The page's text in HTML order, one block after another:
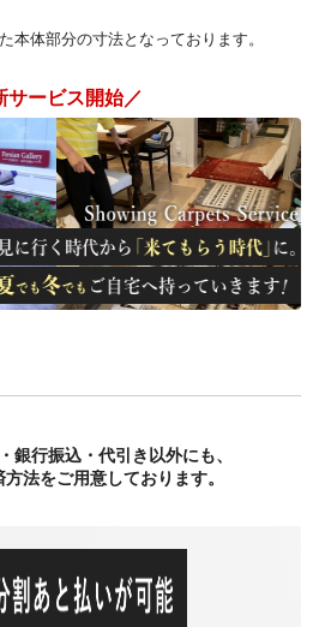
本体部分の寸法となっております。
サービス開始／
銀行振込・代引き以外にも、
法をご用意しております。